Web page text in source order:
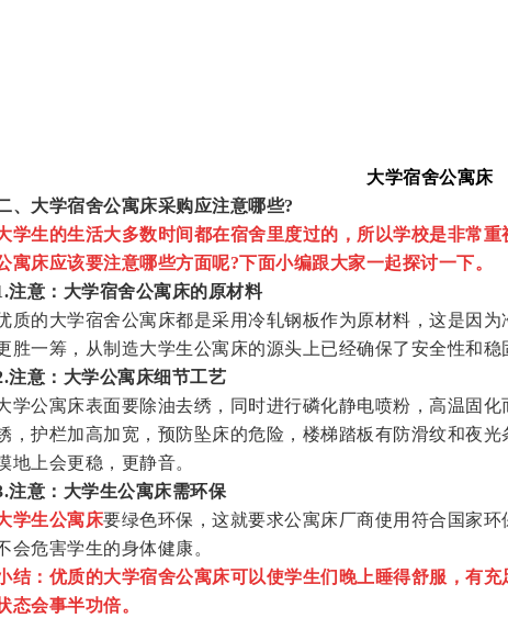
大学宿舍公寓床
、大学宿舍公寓床采购应注意哪些?
学生的生活大多数时间都在宿舍里度过的，所以学校是非常
寓床应该要注意哪些方面呢?下面小编跟大家一起探讨一下。
意：大学宿舍公寓床的原材料
的大学宿舍公寓床都是采用冷轧钢板作为原材料，这是因为
胜一筹，从制造大学生公寓床的源头上已经确保了安全性和稳
意：大学公寓床细节工艺
公寓床表面要除油去绣，同时进行磷化静电喷粉，高温固化
，护栏加高加宽，预防坠床的危险，楼梯踏板有防滑纹和夜
地上会更稳，更静音。
意：大学生公寓床需环保
学生公寓床要绿色环保，这就要求公寓床厂商使用符合国家
会危害学生的身体健康。
结：优质的大学宿舍公寓床可以使学生们晚上睡得舒服，有
态会事半功倍。